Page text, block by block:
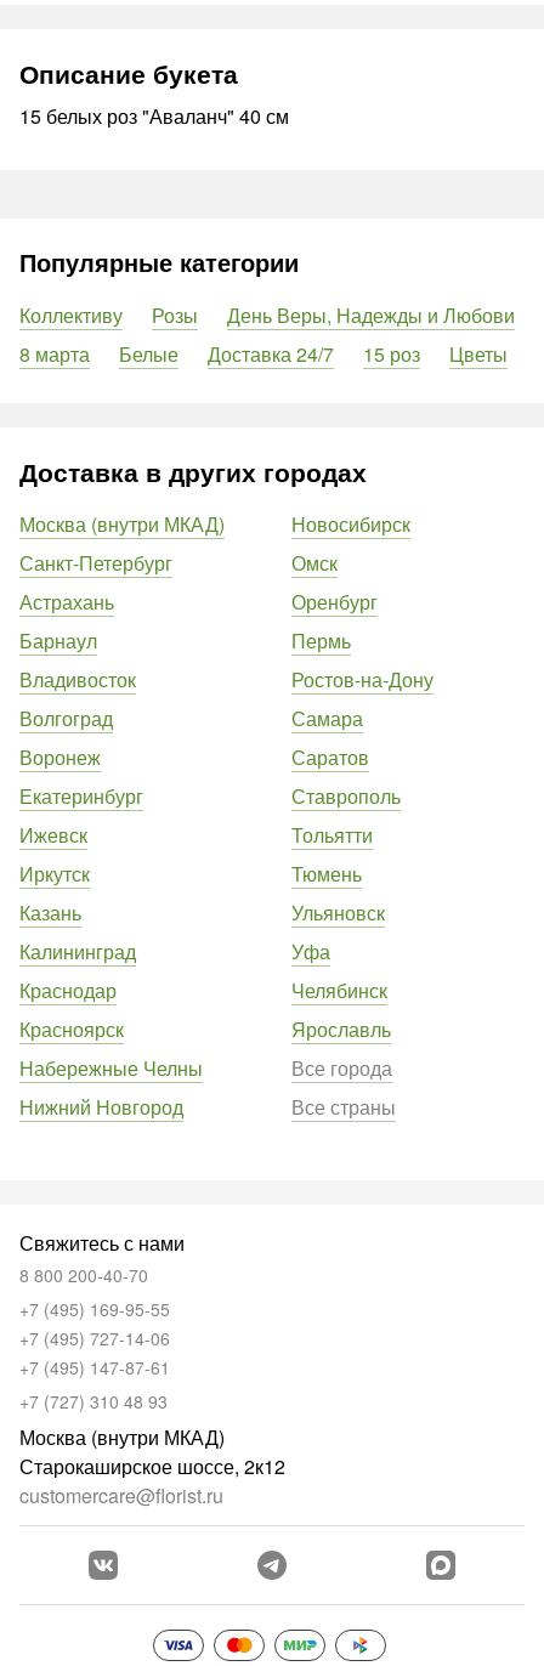
Описание букета
15 белых роз "Аваланч" 40 см
Популярные категории
Коллективу Розы
День Веры, Надежды и Любови
8 марта
Белые Доставка 24/7 15 роз Цветы
Доставка в других городах
Москва (внутри МКАД)
Санкт-Петербург
Астрахань
Барнаул
Владивосток
Волгоград
Воронеж
Екатеринбург
Ижевск
Иркутск
Казань
Калининград
Краснодар
Красноярск
Набережные Челны
Нижний Новгород
Новосибирск
Омск
Оренбург
Пермь
Ростов-на-Дону
Самара
Саратов
Ставрополь
Тольятти
Тюмень
Ульяновск
Уфа
Челябинск
Ярославль
Все города
Все страны
Свяжитесь с нами
8 800 200-40-70
+7 (495) 169-95-55
+7 (495) 727-14-06
+7 (495) 147-87-61
+7 (727) 310 48 93
Москва (внутри МКАД)
Старокаширское шоссе, 2к12
customercare@florist.ru